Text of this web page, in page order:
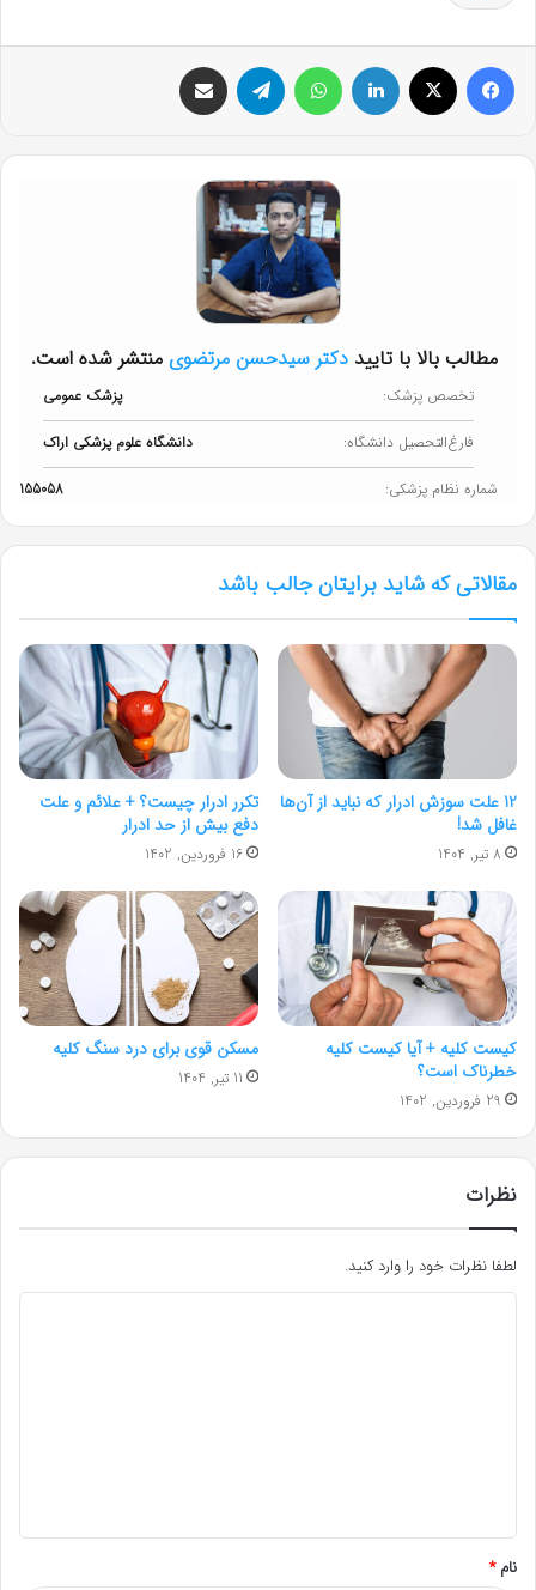
مطالب بالا با تایید دکتر سیدحسن مرتضوی منتشر شده است.
تخصص پزشک: پزشک عمومی
فارغ‌التحصیل دانشگاه: دانشگاه علوم پزشکی اراک
شماره نظام پزشکی: 155058
مقالاتی که شاید برایتان جالب باشد
12 علت سوزش ادرار که نباید از آن‌ها
غافل شد!
8 تیر, 1404
تکرر ادرار چیست؟ + علائم و علت
دفع بیش از حد ادرار
16 فروردین, 1402
کیست کلیه + آیا کیست کلیه
خطرناک است؟
29 فروردین, 1402
مسکن قوی برای درد سنگ کلیه
11 تیر, 1404
نظرات
لطفا نظرات خود را وارد کنید.
نام*